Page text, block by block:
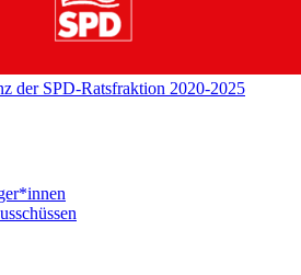
der SPD-Ratsfraktion 2020-2025